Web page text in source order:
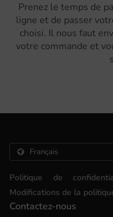
Prenez le temps de
ligne et de passer
choisi. Il nous faut
votre commande et
Politique de
Modifications de la
Contactez-nous